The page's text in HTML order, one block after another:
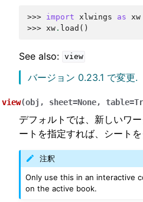
>>> import xlwings as
xw
>>> xw . load ()
See also: view
バージョン 0.23.1 で変更.
view(obj , sheet=None, table=
デフォルトでは、新しいワ
ートを指定すれば、シート
注釈
Only use this in an interactive
on the active book.